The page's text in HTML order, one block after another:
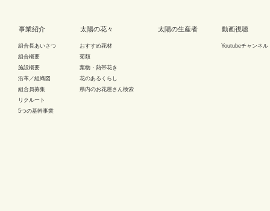
事業紹介
組合長あいさつ
組合概要
施設概要
沿革／組織図
組合員募集
リクルート
5つの基幹事業
太陽の花々
おすすめ花材
菊類
葉物・熱帯花き
花のあるくらし
県内のお花屋さん検索
太陽の生産者 動画視聴
Youtubeチャンネル